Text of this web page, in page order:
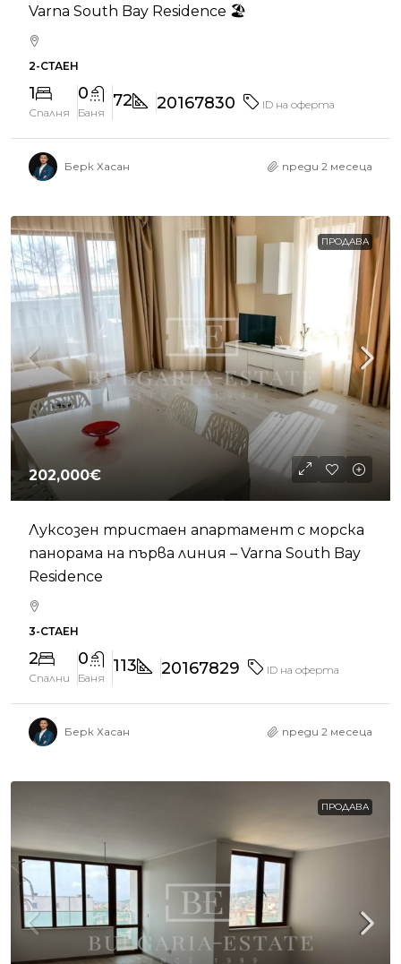
Varna South Bay Residence 🏖️
2-СТАЕН
1
Спалня
0
Баня
72 20167830 ID на оферта
Берк Хасан преди 2 месеца
ПРОДАВА
202,000€
Луксозен тристаен апартамент с морска
панорама на първа линия – Varna South Bay
Residence
3-СТАЕН
2
Спални
0
Баня
113 20167829 ID на оферта
Берк Хасан преди 2 месеца
ПРОДАВА